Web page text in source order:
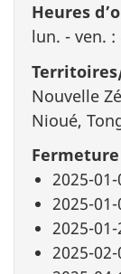
Heures
lun. - ven. :
Nouvelle
Nioué,
2025-01-
2025-01-
2025-01-
2025-02-